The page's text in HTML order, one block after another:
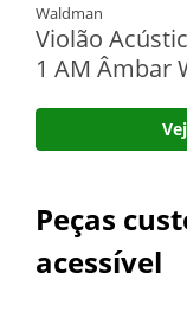
Waldman
Violão
1 AM Âmbar
Peças
acessível